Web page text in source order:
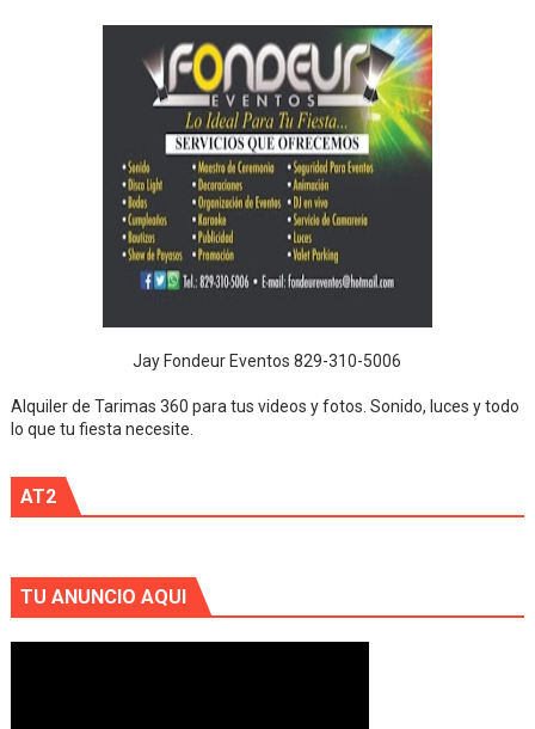
Jay Fondeur Eventos 829-310-5006
Alquiler de Tarimas 360 para tus videos y fotos. Sonido, luces y todo
lo que tu fiesta necesite.
AT2
TU ANUNCIO AQUI